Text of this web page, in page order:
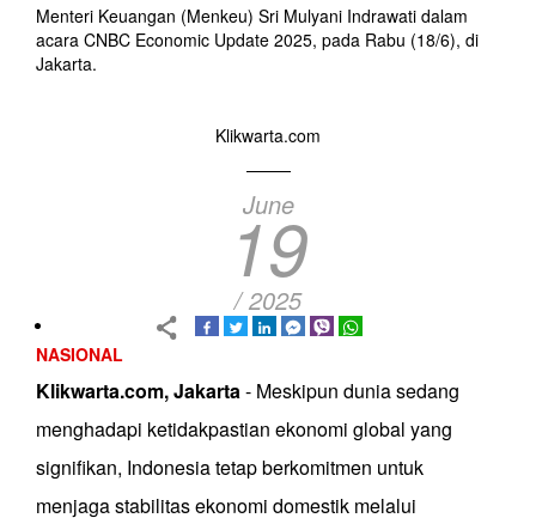
Menteri Keuangan (Menkeu) Sri Mulyani Indrawati dalam
acara CNBC Economic Update 2025, pada Rabu (18/6), di
Jakarta.
Klikwarta.com
June
19
/ 2025
NASIONAL
Klikwarta.com, Jakarta- Meskipun dunia sedang
menghadapi ketidakpastian ekonomi global yang
signifikan, Indonesia tetap berkomitmen untuk
menjaga stabilitas ekonomi domestik melalui